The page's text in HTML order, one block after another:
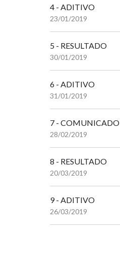
4 - ADITIVO
23/01/2019
5 - RESULTADO
30/01/2019
6 - ADITIVO
31/01/2019
7 - COMUNICADO
28/02/2019
8 - RESULTADO
20/03/2019
9 - ADITIVO
26/03/2019